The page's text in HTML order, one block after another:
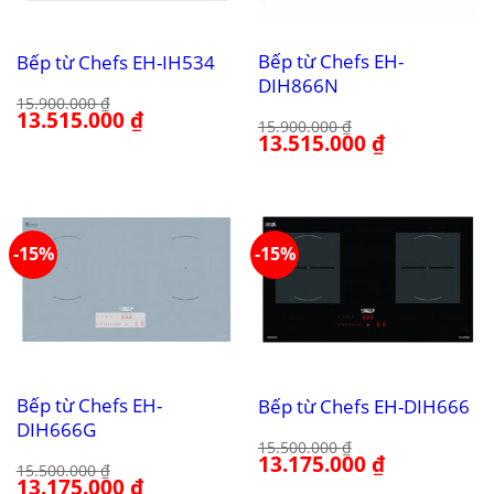
Bếp từ Chefs EH-IH534
15.900.000₫
Giá
gốc
13.515.000₫Giá
hiện
Bếp từ Chefs EH-
DIH866N
15.900.000₫
Giá
gốc
13.515.000₫Giá
hiện
-15%
Bếp từ Chefs EH-
DIH666G
15.500.000₫
Giá
13.175.000₫Giá
-15%
Bếp từ Chefs EH-DIH666
15.500.000₫
Giá
gốc
13.175.000₫Giá
hiện